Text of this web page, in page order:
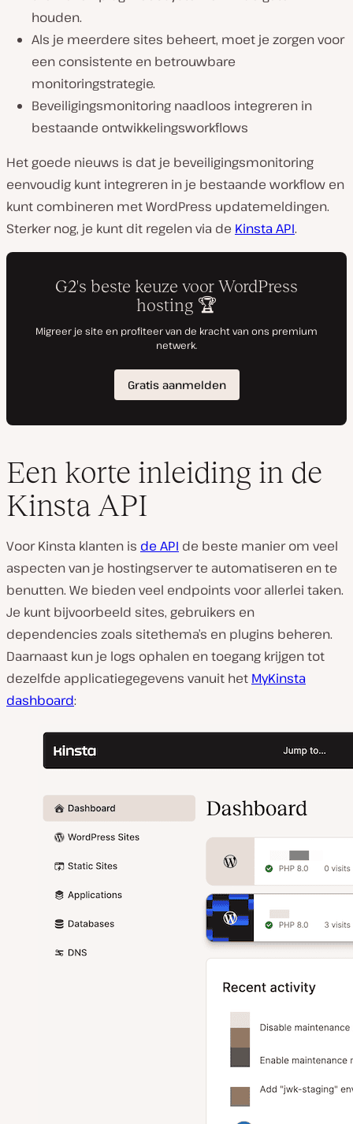
houden.
Als je meerdere sites beheert, moet je zorgen voor
een consistente en betrouwbare
monitoringstrategie.
Beveiligingsmonitoring naadloos integreren in
bestaande ontwikkelingsworkflows
Het goede nieuws is dat je beveiligingsmonitoring
eenvoudig kunt integreren in je bestaande workflow en
kunt combineren met WordPress updatemeldingen.
Sterker nog, je kunt dit regelen via de Kinsta API.
Een korte inleiding in de
Kinsta API
Voor Kinsta klanten is de API de beste manier om veel
aspecten van je hostingserver te automatiseren en te
benutten. We bieden veel endpoints voor allerlei taken.
Je kunt bijvoorbeeld sites, gebruikers en
dependencies zoals sitethema’s en plugins beheren.
Daarnaast kun je logs ophalen en toegang krijgen tot
dezelfde applicatiegegevens vanuit het MyKinsta
dashboard: